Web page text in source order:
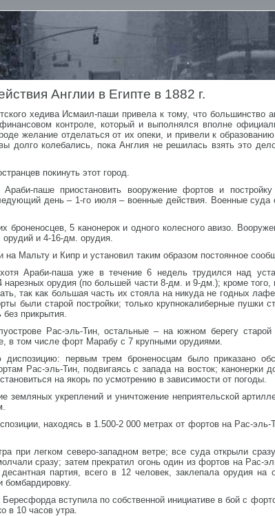
Англии в Египте в 1882 г.
хедива Исмаил-паши привела к тому, что большинство
контроле, который и выполнялся вполне
желание отделаться от их опеки, и привели к образованию
долго колебались, пока Англия не решилась взять это
покинуть этот город.
паше приостановить вооружение фортов и
день – 1-го июля – военные действия. Военные суда
5 канонерок и одного колесного авизо.
и 4-16-дм. орудия.
Мальту и Кипр и установил таким образом постоянное
Араби-паша уже в течение 6 недель трудился над
орудия (по большей части 8-дм. и 9-дм.); кроме
так как большая часть их стояла на никуда не годных
были старой постройки; только крупнокалиберные пушки
без прикрытия.
Рас-эль-Тин, остальные – на южном берегу
в том числе форт Марабу с 7 крупными орудиями.
первым трем броненосцам было приказано
Рас-эль-Тин, подвигаясь с запада на восток; канонерки
на якорь по усмотрению в зависимости от погоды.
укреплений и уничтожение неприятельской
находясь в 1.500-2 000 метрах от фортов на Рас-
при легком северо-западном ветре; все суда открыли
сразу; затем прекратил огонь один из фортов на Рас-
партия, всего в 12 человек, заклепала орудия
бомбардировку.
вступила по собственной инициативе в бой с
в 10 часов утра.